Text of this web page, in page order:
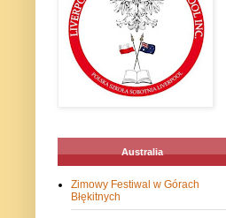
Australia
Zimowy Festiwal w Górach
Błękitnych